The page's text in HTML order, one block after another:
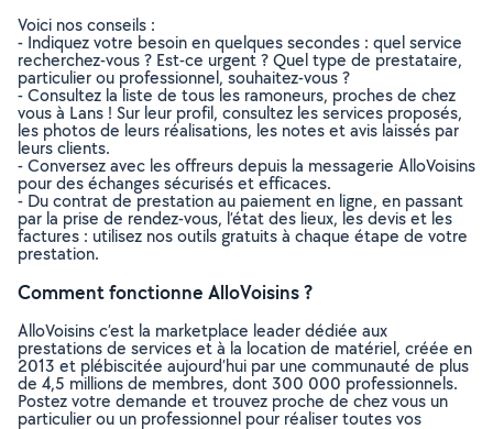
Voici nos conseils :
- Indiquez votre besoin en quelques secondes : quel service
recherchez-vous ? Est-ce urgent ? Quel type de prestataire,
particulier ou professionnel, souhaitez-vous ?
- Consultez la liste de tous les ramoneurs, proches de chez
vous à Lans ! Sur leur profil, consultez les services proposés,
les photos de leurs réalisations, les notes et avis laissés par
leurs clients.
- Conversez avec les offreurs depuis la messagerie AlloVoisins
pour des échanges sécurisés et efficaces.
- Du contrat de prestation au paiement en ligne, en passant
par la prise de rendez-vous, l’état des lieux, les devis et les
factures : utilisez nos outils gratuits à chaque étape de votre
prestation.
Comment fonctionne AlloVoisins ?
AlloVoisins c’est la marketplace leader dédiée aux
prestations de services et à la location de matériel, créée en
2013 et plébiscitée aujourd’hui par une communauté de plus
de 4,5 millions de membres, dont 300 000 professionnels.
Postez votre demande et trouvez proche de chez vous un
particulier ou un professionnel pour réaliser toutes vos